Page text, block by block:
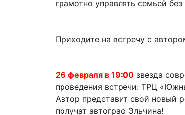
грамотно управлять семьей
Приходите на встречу с
26 февраля в 19:00 звезда
проведения встречи: ТРЦ
Автор представит свой новый
получат автограф Эльчина!